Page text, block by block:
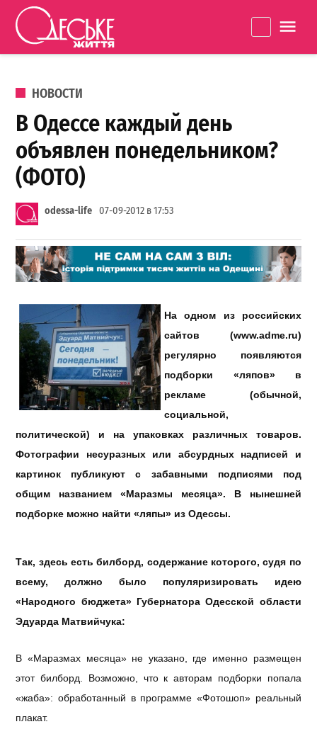
Перейти к содержанию
життя
ОПУБЛИКОВАНО В
НОВОСТИ
В Одессе каждый день
объявлен понедельником?
(ФОТО)
odessa-life 07-09-2012 в 17:53
На одном из российских
сайтов (www.adme.ru)
регулярно появляются
подборки «ляпов» в
рекламе (обычной,
социальной,
политической) и на упаковках различных товаров.
Фотографии несуразных или абсурдных надписей и
картинок публикуют с забавными подписями под
общим названием «Маразмы месяца». В нынешней
подборке можно найти «ляпы» из Одессы.
Так, здесь есть билборд, содержание которого, судя по
всему, должно было популяризировать идею
«Народного бюджета» Губернатора Одесской области
Эдуарда Матвийчука:
В «Маразмах месяца» не указано, где именно размещен
этот билборд. Возможно, что к авторам подборки попала
«жаба»: обработанный в программе «Фотошоп» реальный
плакат.